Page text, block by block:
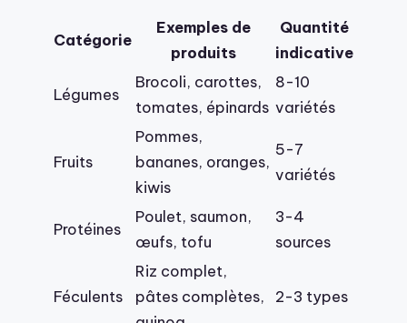
Catégorie
Exemples de
produits
Quantité
indicative
Légumes
Brocoli, carottes,
tomates, épinards
8-10
variétés
Fruits
Pommes,
bananes, oranges,
kiwis
5-7
variétés
Protéines
Poulet, saumon,
œufs, tofu
3-4
sources
Féculents
Riz complet,
pâtes complètes,
2-3 types